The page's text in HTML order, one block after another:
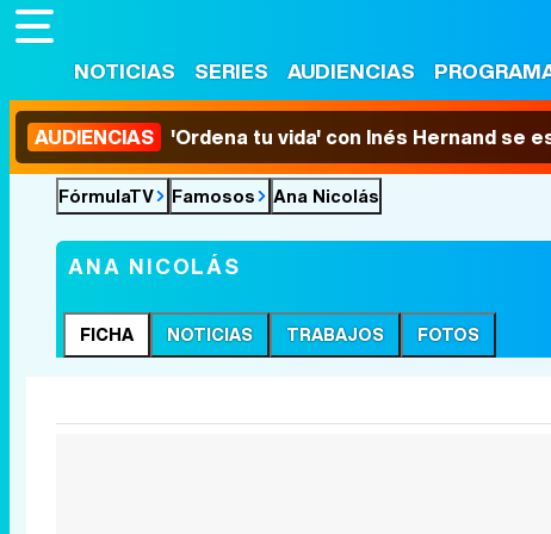
NOTICIAS SERIES AUDIENCIAS
AUDIENCIAS 'Ordena tu vida' con Inés Hernand se
FórmulaTV Famosos Ana Nicolás
ANA NICOLÁS
FICHA NOTICIAS TRABAJOS FOTOS